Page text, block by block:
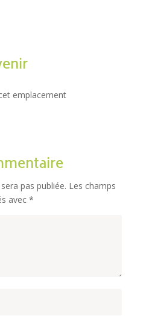
emplacement
pas publiée. Les champs
avec *